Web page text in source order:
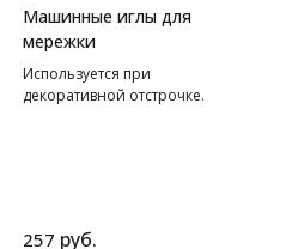
Машинные иглы для
мережки
Используется при
декоративной отстрочке.
257 руб.